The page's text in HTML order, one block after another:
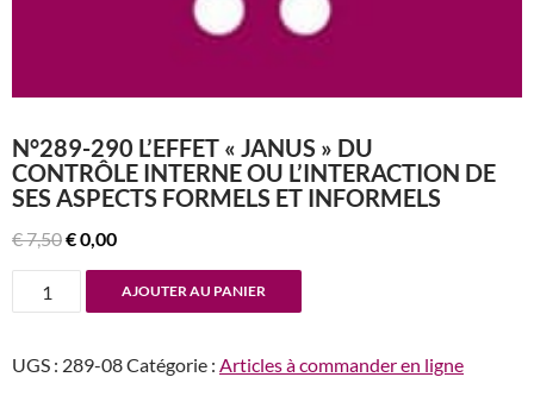
N°289-290 L’EFFET « JANUS » DU
CONTRÔLE INTERNE OU L’INTERACTION DE
SES ASPECTS FORMELS ET INFORMELS
€7,50Le
prix
€0,00Le
prix
actuel
quantité
de
290
AJOUTER AU PANIER
UGS : 289-08Catégorie : Articles à commander en ligne